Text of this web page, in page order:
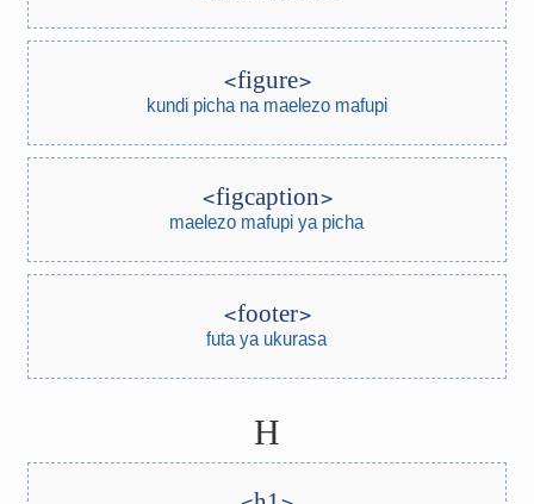
figure
kundi picha na maelezo mafupi
figcaption
maelezo mafupi ya picha
footer
futa ya ukurasa
H